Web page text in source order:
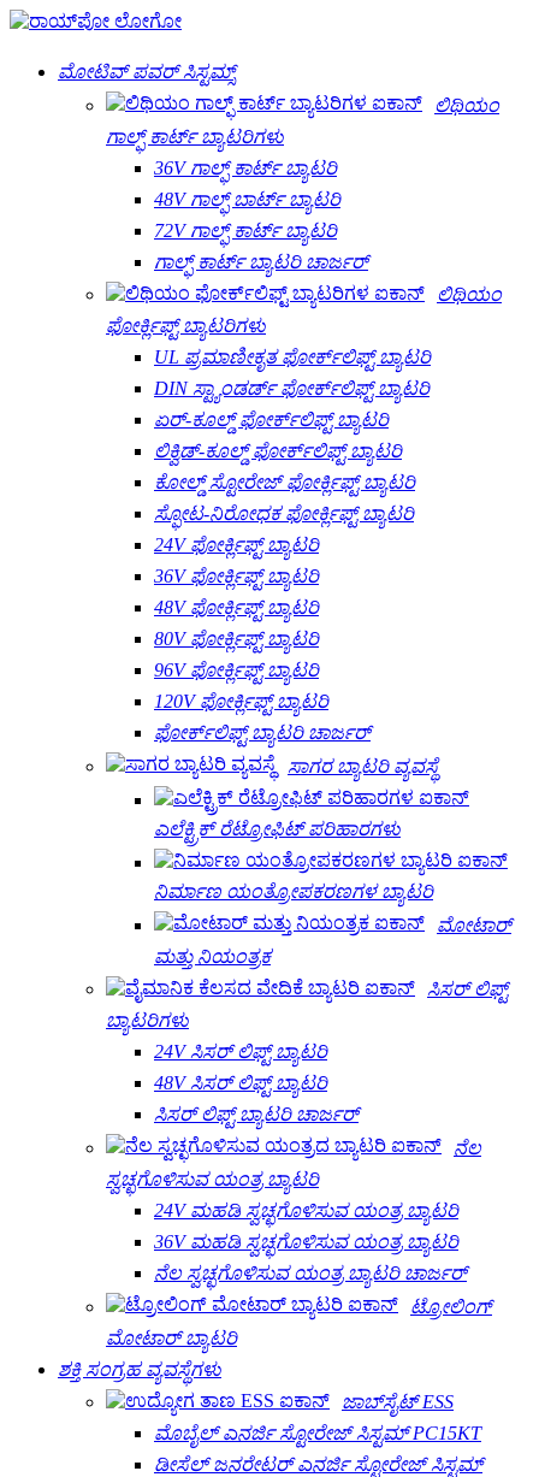
ಮೋಟಿವ್ ಪವರ್ ಸಿಸ್ಟಮ್ಸ್
ಲಿಥಿಯಂ
ಗಾಲ್ಫ್ ಕಾರ್ಟ್ ಬ್ಯಾಟರಿಗಳು
36V ಗಾಲ್ಫ್ ಕಾರ್ಟ್ ಬ್ಯಾಟರಿ
48V ಗಾಲ್ಫ್ ಬಾರ್ಟ್ ಬ್ಯಾಟರಿ
72V ಗಾಲ್ಫ್ ಕಾರ್ಟ್ ಬ್ಯಾಟರಿ
ಗಾಲ್ಫ್ ಕಾರ್ಟ್ ಬ್ಯಾಟರಿ ಚಾರ್ಜರ್
ಲಿಥಿಯಂ
ಫೋರ್ಕ್ಲಿಫ್ಟ್ ಬ್ಯಾಟರಿಗಳು
UL ಪ್ರಮಾಣೀಕೃತ ಫೋರ್ಕ್‌ಲಿಫ್ಟ್ ಬ್ಯಾಟರಿ
DIN ಸ್ಟ್ಯಾಂಡರ್ಡ್ ಫೋರ್ಕ್‌ಲಿಫ್ಟ್ ಬ್ಯಾಟರಿ
ಏರ್-ಕೂಲ್ಡ್ ಫೋರ್ಕ್‌ಲಿಫ್ಟ್ ಬ್ಯಾಟರಿ
ಲಿಕ್ವಿಡ್-ಕೂಲ್ಡ್ ಫೋರ್ಕ್‌ಲಿಫ್ಟ್ ಬ್ಯಾಟರಿ
ಕೋಲ್ಡ್ ಸ್ಟೋರೇಜ್ ಫೋರ್ಕ್ಲಿಫ್ಟ್ ಬ್ಯಾಟರಿ
ಸ್ಫೋಟ-ನಿರೋಧಕ ಫೋರ್ಕ್ಲಿಫ್ಟ್ ಬ್ಯಾಟರಿ
24V ಫೋರ್ಕ್ಲಿಫ್ಟ್ ಬ್ಯಾಟರಿ
36V ಫೋರ್ಕ್ಲಿಫ್ಟ್ ಬ್ಯಾಟರಿ
48V ಫೋರ್ಕ್ಲಿಫ್ಟ್ ಬ್ಯಾಟರಿ
80V ಫೋರ್ಕ್ಲಿಫ್ಟ್ ಬ್ಯಾಟರಿ
96V ಫೋರ್ಕ್ಲಿಫ್ಟ್ ಬ್ಯಾಟರಿ
120V ಫೋರ್ಕ್ಲಿಫ್ಟ್ ಬ್ಯಾಟರಿ
ಫೋರ್ಕ್‌ಲಿಫ್ಟ್ ಬ್ಯಾಟರಿ ಚಾರ್ಜರ್
ಸಾಗರ ಬ್ಯಾಟರಿ ವ್ಯವಸ್ಥೆ
ಎಲೆಕ್ಟ್ರಿಕ್ ರೆಟ್ರೋಫಿಟ್ ಪರಿಹಾರಗಳು
ನಿರ್ಮಾಣ ಯಂತ್ರೋಪಕರಣಗಳ ಬ್ಯಾಟರಿ
ಮೋಟಾರ್
ಮತ್ತು ನಿಯಂತ್ರಕ
ಸಿಸರ್ ಲಿಫ್ಟ್
ಬ್ಯಾಟರಿಗಳು
24V ಸಿಸರ್ ಲಿಫ್ಟ್ ಬ್ಯಾಟರಿ
48V ಸಿಸರ್ ಲಿಫ್ಟ್ ಬ್ಯಾಟರಿ
ಸಿಸರ್ ಲಿಫ್ಟ್ ಬ್ಯಾಟರಿ ಚಾರ್ಜರ್
ನೆಲ
ಸ್ವಚ್ಛಗೊಳಿಸುವ ಯಂತ್ರ ಬ್ಯಾಟರಿ
24V ಮಹಡಿ ಸ್ವಚ್ಛಗೊಳಿಸುವ ಯಂತ್ರ ಬ್ಯಾಟರಿ
36V ಮಹಡಿ ಸ್ವಚ್ಛಗೊಳಿಸುವ ಯಂತ್ರ ಬ್ಯಾಟರಿ
ನೆಲ ಸ್ವಚ್ಛಗೊಳಿಸುವ ಯಂತ್ರ ಬ್ಯಾಟರಿ ಚಾರ್ಜರ್
ಟ್ರೋಲಿಂಗ್
ಮೋಟಾರ್ ಬ್ಯಾಟರಿ
ಶಕ್ತಿ ಸಂಗ್ರಹ ವ್ಯವಸ್ಥೆಗಳು
ಜಾಬ್‌ಸೈಟ್ ESS
ಮೊಬೈಲ್ ಎನರ್ಜಿ ಸ್ಟೋರೇಜ್ ಸಿಸ್ಟಮ್ PC15KT
ಡೀಸೆಲ್ ಜನರೇಟರ್ ಎನರ್ಜಿ ಸ್ಟೋರೇಜ್ ಸಿಸ್ಟಮ್